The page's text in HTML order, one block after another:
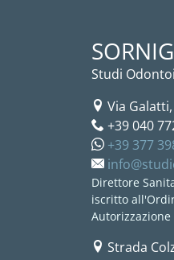
SORNIG
Studi
Via
+39 040
+39 377
Direttore
iscritto
Autorizzazione
Strada